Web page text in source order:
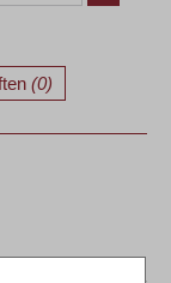
(0)